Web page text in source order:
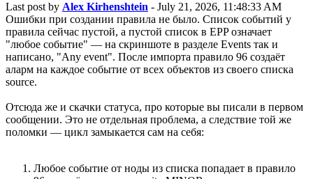
Last post by Alex Kirhenshtein - July 21, 2026, 11:48:33 AM
Ошибки при создании правила не было. Список событий у
правила сейчас пустой, а пустой список в EPP означает
"любое событие" — на скриншоте в разделе Events так и
написано, "Any event". После импорта правило 96 создаёт
аларм на каждое событие от всех объектов из своего списка
source.
Отсюда же и скачки статуса, про которые вы писали в первом
сообщении. Это не отдельная проблема, а следствие той же
поломки — цикл замыкается сам на себя:
Любое событие от ноды из списка попадает в правило